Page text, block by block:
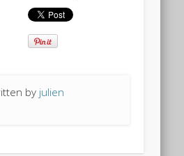
by julien